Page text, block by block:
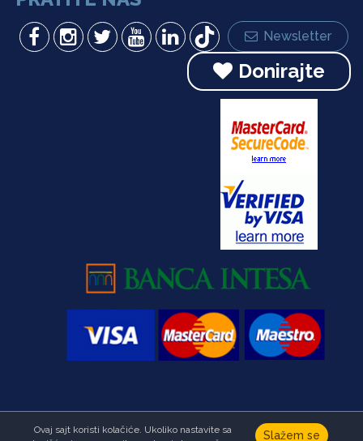
Newsletter
Donirajte
Copyright © Fondacija Ana i Vlade Divac.Sva prava zadržanaSlažem se
Ovaj sajt koristi kolačiće. Ukoliko nastavite sa